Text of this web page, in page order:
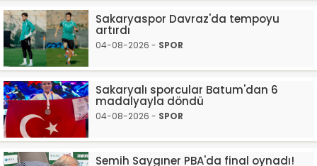
Sakaryaspor Davraz'da tempoyu
artırdı
04-08-2026 - SPOR
Sakaryalı sporcular Batum'dan 6
madalyayla döndü
04-08-2026 - SPOR
Semih Saygıner PBA'da final oynadı!